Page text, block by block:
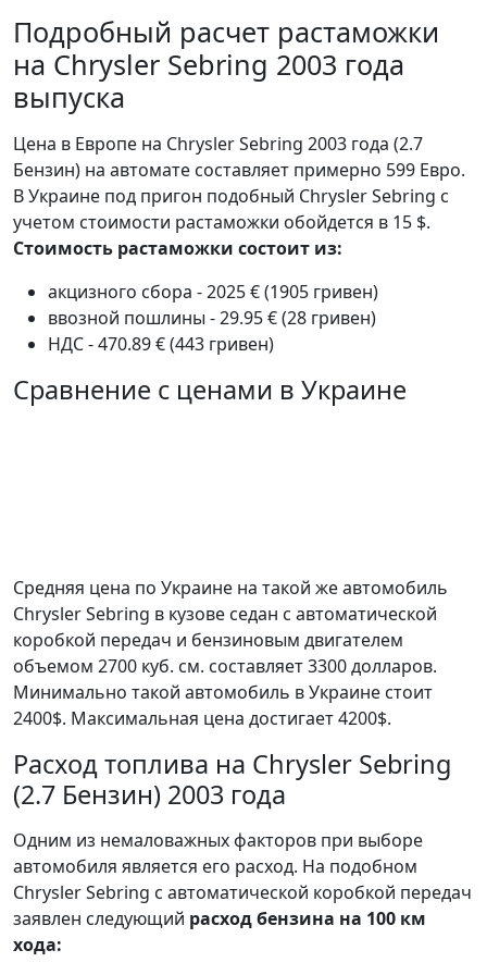
Подробный расчет растаможки
на Chrysler Sebring 2003 года
выпуска
Цена в Европе на Chrysler Sebring 2003 года (2.7
Бензин) на автомате составляет примерно 599 Евро.
В Украине под пригон подобный Chrysler Sebring с
учетом стоимости растаможки обойдется в 15 $.
Стоимость растаможки состоит из:
акцизного сбора - 2025 € (1905 гривен)
ввозной пошлины - 29.95 € (28 гривен)
НДС - 470.89 € (443 гривен)
Сравнение с ценами в Украине
Средняя цена по Украине на такой же автомобиль
Chrysler Sebring в кузове седан c автоматической
коробкой передач и бензиновым двигателем
объемом 2700 куб. см. составляет 3300 долларов.
Минимально такой автомобиль в Украине стоит
2400$. Максимальная цена достигает 4200$.
Расход топлива на Chrysler Sebring
(2.7 Бензин) 2003 года
Одним из немаловажных факторов при выборе
автомобиля является его расход. На подобном
Chrysler Sebring с автоматической коробкой передач
заявлен следующий расход бензина на 100 км
хода: